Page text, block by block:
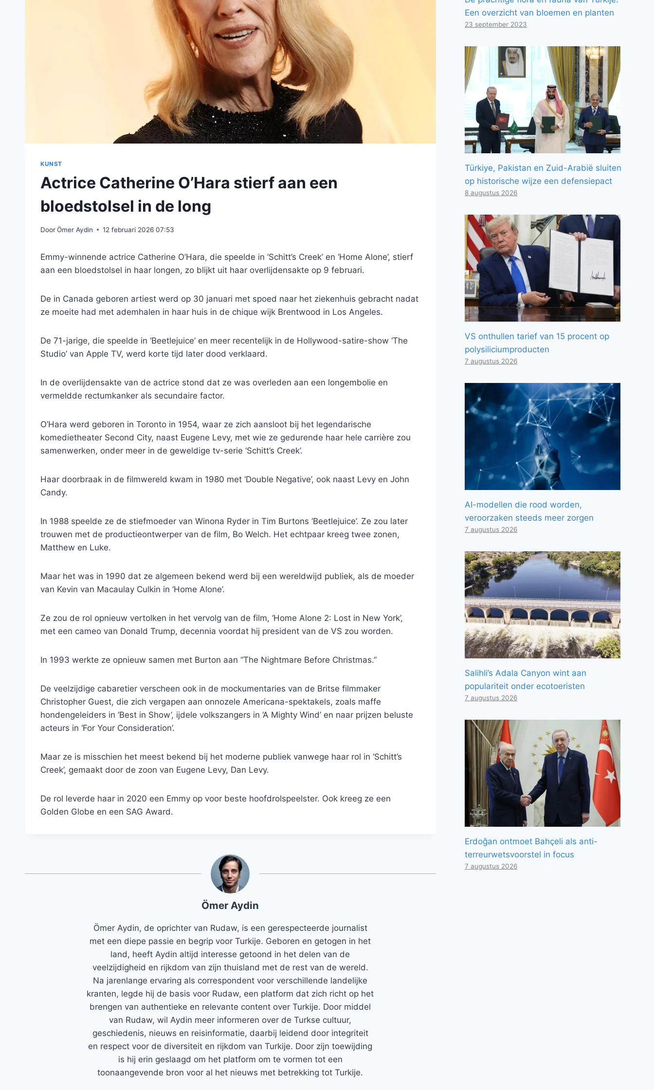
KUNST
Actrice Catherine O’Hara stierf aan een
bloedstolsel in de long
DoorÖmer Aydin 12 februari 2026 07:53
Emmy-winnende actrice Catherine O’Hara, die speelde in ‘Schitt’s Creek’ en ‘Home Alone’, stierf
aan een bloedstolsel in haar longen, zo blijkt uit haar overlijdensakte op 9 februari.
De in Canada geboren artiest werd op 30 januari met spoed naar het ziekenhuis gebracht nadat
ze moeite had met ademhalen in haar huis in de chique wijk Brentwood in Los Angeles.
De 71-jarige, die speelde in ‘Beetlejuice’ en meer recentelijk in de Hollywood-satire-show ‘The
Studio’ van Apple TV, werd korte tijd later dood verklaard.
In de overlijdensakte van de actrice stond dat ze was overleden aan een longembolie en
vermeldde rectumkanker als secundaire factor.
O’Hara werd geboren in Toronto in 1954, waar ze zich aansloot bij het legendarische
komedietheater Second City, naast Eugene Levy, met wie ze gedurende haar hele carrière zou
samenwerken, onder meer in de geweldige tv-serie ‘Schitt’s Creek’.
Haar doorbraak in de filmwereld kwam in 1980 met ‘Double Negative’, ook naast Levy en John
Candy.
In 1988 speelde ze de stiefmoeder van Winona Ryder in Tim Burtons ‘Beetlejuice’. Ze zou later
trouwen met de productieontwerper van de film, Bo Welch. Het echtpaar kreeg twee zonen,
Matthew en Luke.
Maar het was in 1990 dat ze algemeen bekend werd bij een wereldwijd publiek, als de moeder
van Kevin van Macaulay Culkin in ‘Home Alone’.
Ze zou de rol opnieuw vertolken in het vervolg van de film, ‘Home Alone 2: Lost in New York’,
met een cameo van Donald Trump, decennia voordat hij president van de VS zou worden.
In 1993 werkte ze opnieuw samen met Burton aan “The Nightmare Before Christmas.”
De veelzijdige cabaretier verscheen ook in de mockumentaries van de Britse filmmaker
Christopher Guest, die zich vergapen aan onnozele Americana-spektakels, zoals maffe
hondengeleiders in ‘Best in Show’, ijdele volkszangers in ‘A Mighty Wind’ en naar prijzen beluste
acteurs in ‘For Your Consideration’.
Maar ze is misschien het meest bekend bij het moderne publiek vanwege haar rol in ‘Schitt’s
Creek’, gemaakt door de zoon van Eugene Levy, Dan Levy.
De rol leverde haar in 2020 een Emmy op voor beste hoofdrolspeelster. Ook kreeg ze een
Golden Globe en een SAG Award.
Ömer Aydin
Ömer Aydin, de oprichter van Rudaw, is een gerespecteerde journalist
met een diepe passie en begrip voor Turkije. Geboren en getogen in het
land, heeft Aydin altijd interesse getoond in het delen van de
veelzijdigheid en rijkdom van zijn thuisland met de rest van de wereld.
Na jarenlange ervaring als correspondent voor verschillende landelijke
kranten, legde hij de basis voor Rudaw, een platform dat zich richt op het
brengen van authentieke en relevante content over Turkije. Door middel
van Rudaw, wil Aydin meer informeren over de Turkse cultuur,
geschiedenis, nieuws en reisinformatie, daarbij leidend door integriteit
en respect voor de diversiteit en rijkdom van Turkije. Door zijn toewijding
is hij erin geslaagd om het platform om te vormen tot een
toonaangevende bron voor al het nieuws met betrekking tot Turkije.
Een overzicht van bloemen en planten
23 september 2023
Türkiye, Pakistan en Zuid-Arabië sluiten
op historische wijze een defensiepact
8 augustus 2026
VS onthullen tarief van 15 procent op
polysiliciumproducten
7 augustus 2026
AI-modellen die rood worden,
veroorzaken steeds meer zorgen
7 augustus 2026
Salihli’s Adala Canyon wint aan
populariteit onder ecotoeristen
7 augustus 2026
Erdoğan ontmoet Bahçeli als anti-
terreurwetsvoorstel in focus
7 augustus 2026